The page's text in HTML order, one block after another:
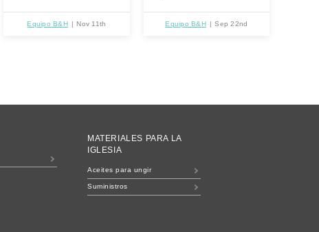
Equipo B&H Nov 11th Equipo B&H Sep 22nd
MATERIALES PARA LA
IGLESIA
Aceites para ungir
Suministros